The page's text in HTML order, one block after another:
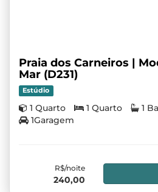
Praia dos Carneiros |
Mar (D231)
Estúdio
1 Quarto 1 Quarto
1
1Garagem
R$/noite
240,00